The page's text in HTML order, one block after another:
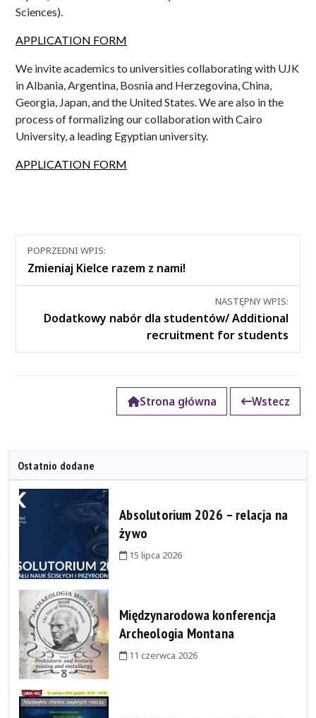
Sciences).
APPLICATION FORM
We invite academics to universities collaborating with UJK
in Albania, Argentina, Bosnia and Herzegovina, China,
Georgia, Japan, and the United States. We are also in the
process of formalizing our collaboration with Cairo
University, a leading Egyptian university.
APPLICATION FORM
Nawigacja
między
POPRZEDNI WPIS:
Zmieniaj Kielce razem z nami!
NASTĘPNY WPIS:
Dodatkowy nabór dla studentów/ Additional
recruitment for students
Strona główna Wstecz
Ostatnio dodane
Absolutorium 2026 – relacja na
żywo
15 lipca 2026
Międzynarodowa konferencja
Archeologia Montana
11 czerwca 2026